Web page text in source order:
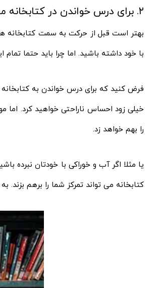
۲. برای درس خواندن در کتابخانه مجهز باشید.
بهتر است قبل از حرکت به سمت کتابخانه
با خود داشته باشید. اما چرا باید حتما
فرض کنید که برای درس خواندن به
خیلی زود احساس ناراحتی خواهید کرد. اما
را بهم خواهد زد.
یا مثلا اگر آب و خوراکی با خودتان نبرده‌
کتابخانه می‌ تواند تمرکز شما را برهم